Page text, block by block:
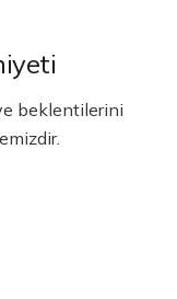
beklentilerini